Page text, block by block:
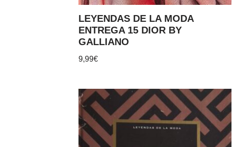
LEYENDAS DE LA MODA
ENTREGA 15 DIOR BY
GALLIANO
9,99€